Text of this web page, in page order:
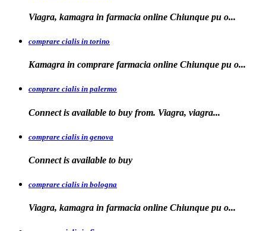
Viagra, kamagra in farmacia online Chiunque pu o...
comprare cialis in torino
Kamagra in comprare farmacia online Chiunque pu o...
comprare cialis in palermo
Connect is available to buy from. Viagra, viagra...
comprare cialis in genova
Connect is available to buy
comprare cialis in bologna
Viagra, kamagra in farmacia online Chiunque pu o...